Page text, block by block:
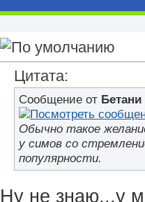
Цитата:
Сообщение от Бетани
Обычно такое
у симов со
популярности.
Ну не знаю...у